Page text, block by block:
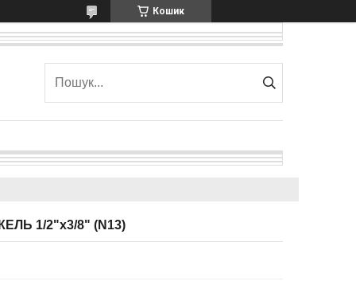
Кошик
1/2"х3/8" (N13)